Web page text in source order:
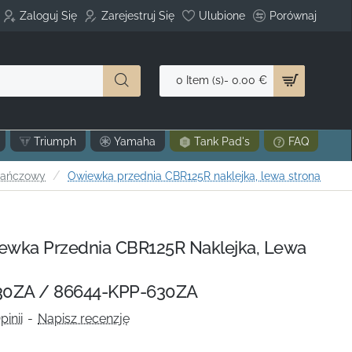
Zaloguj Się Zarejestruj Się Ulubione Porównaj
0 Item (s)- 0.00 €
Triumph Yamaha Tank Pad's FAQ
Owiewka przednia CBR125R naklejka, lewa strona
Przednia CBR125R Naklejka, Lewa
/ 86644-KPP-630ZA
- Napisz recenzję